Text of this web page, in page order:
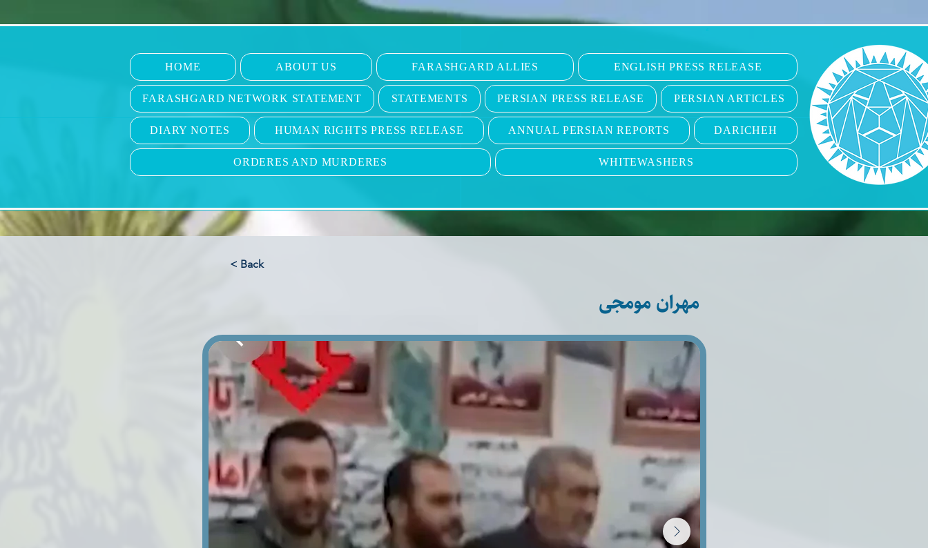
HOME ABOUT US FARASHGARD ALLIES ENGLISH PRESS RELEASE
FARASHGARD NETWORK STATEMENT STATEMENTS PERSIAN PRESS RELEASE PERSIAN ARTICLES
DIARY NOTES HUMAN RIGHTS PRESS RELEASE ANNUAL PERSIAN REPORTS DARICHEH
ORDERES AND MURDERES WHITEWASHERS
< Back
مهران مومجی